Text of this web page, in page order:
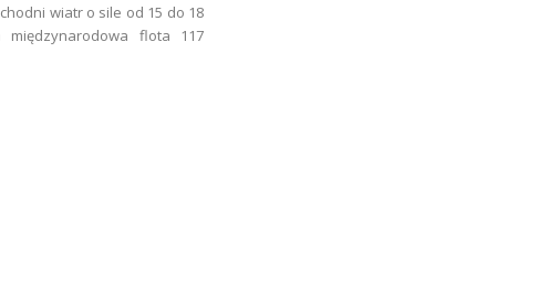
wiatr o sile od 15 do 18
międzynarodowa flota 117